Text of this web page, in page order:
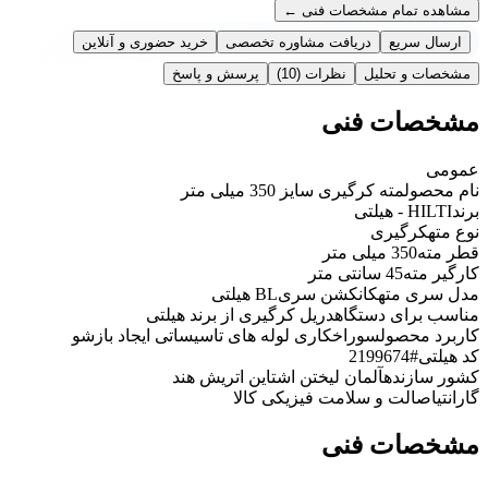
مشاهده تمام مشخصات فنی ←
ارسال سریع
دریافت مشاوره تخصصی
خرید حضوری و آنلاین
مشخصات و تحلیل
نظرات (10) پرسش و پاسخ
مشخصات فنی
عمومی
نام محصولمته کرگیری سایز 350 میلی متر
برندHILTI - هیلتی
نوع متهکرگیری
قطر مته350 میلی متر
کارگیر مته45 سانتی متر
مدل سری متهکانکشن سریBL هیلتی
مناسب برای دستگاهدریل کرگیری از برند هیلتی
کاربرد محصولسوراخکاری لوله های تاسیساتی ایجاد بازشو
کد هیلتی#2199674
کشور سازندهآلمان لیختن اشتاین اتریش هند
گارانتیاصالت و سلامت فیزیکی کالا
مشخصات فنی